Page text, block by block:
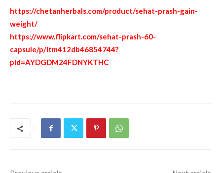
https://chetanherbals.com/product/sehat-prash-gain-
weight/
https://www.flipkart.com/sehat-prash-60-
capsule/p/itm412db46854744?
pid=AYDGDM24FDNYKTHC